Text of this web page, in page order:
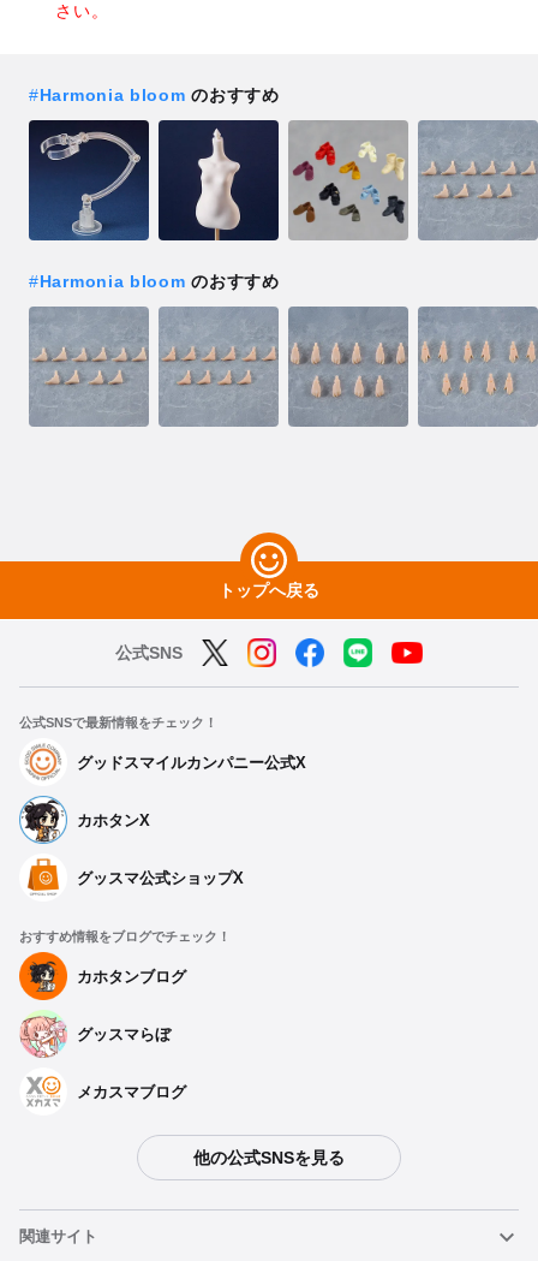
さい。
#Harmonia bloom のおすすめ
#Harmonia bloomのおすすめ
トップへ戻る
公式SNS
公式SNSで最新情報をチェック！
グッドスマイルカンパニー公式X
カホタンX
グッスマ公式ショップX
おすすめ情報をブログでチェック！
カホタンブログ
グッスマらぼ
メカスマブログ
他の公式SNSを見る
関連サイト